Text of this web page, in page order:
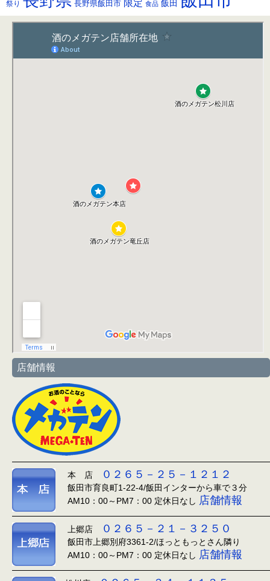
祭り 長野県飯田市 限定 食品 飯田
店舗情報
本 店 ０２６５－２５－１２１２
飯田市育良町1-22-4/飯田インターから車で３分
AM10：00～PM7：00 定休日なし 店舗情報
上郷店 ０２６５－２１－３２５０
飯田市上郷別府3361-2/ほっともっとさん隣り
AM10：00～PM7：00 定休日なし 店舗情報